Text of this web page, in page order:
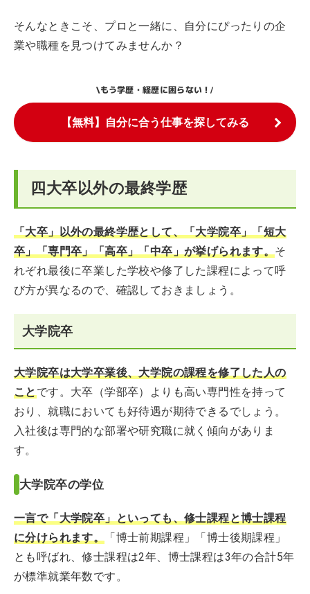
そんなときこそ、プロと一緒に、自分にぴったりの企
業や職種を見つけてみませんか？
\もう学歴・経歴に困らない！/
【無料】自分に合う仕事を探してみる
四大卒以外の最終学歴
「大卒」以外の最終学歴として、「大学院卒」「短大
卒」「専門卒」「高卒」「中卒」が挙げられます。そ
れぞれ最後に卒業した学校や修了した課程によって呼
び方が異なるので、確認しておきましょう。
大学院卒
大学院卒は大学卒業後、大学院の課程を修了した人の
ことです。大卒（学部卒）よりも高い専門性を持って
おり、就職においても好待遇が期待できるでしょう。
入社後は専門的な部署や研究職に就く傾向がありま
す。
大学院卒の学位
一言で「大学院卒」といっても、修士課程と博士課程
に分けられます。 「博士前期課程」「博士後期課程」
とも呼ばれ、修士課程は2年、博士課程は3年の合計5年
が標準就業年数です。